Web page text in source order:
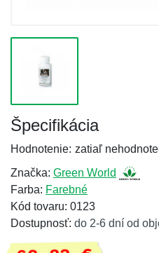
Špecifikácia
Hodnotenie: zatiaľ
Značka: Green World
Farba: Farebné
Kód tovaru: 0123
Dostupnosť: do 2-6 dní od